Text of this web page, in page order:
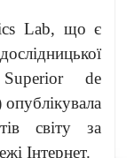
Lab, що є
Superior de
світу за
Інтернет.